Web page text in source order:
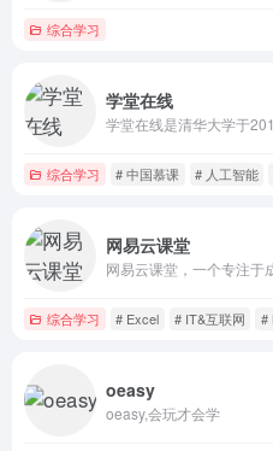
综合学习
学堂在线
综合学习 # 中国慕课 # 人工智能
网易云课堂
综合学习 # Excel # IT&互联网 #
oeasy
oeasy,会玩才会学